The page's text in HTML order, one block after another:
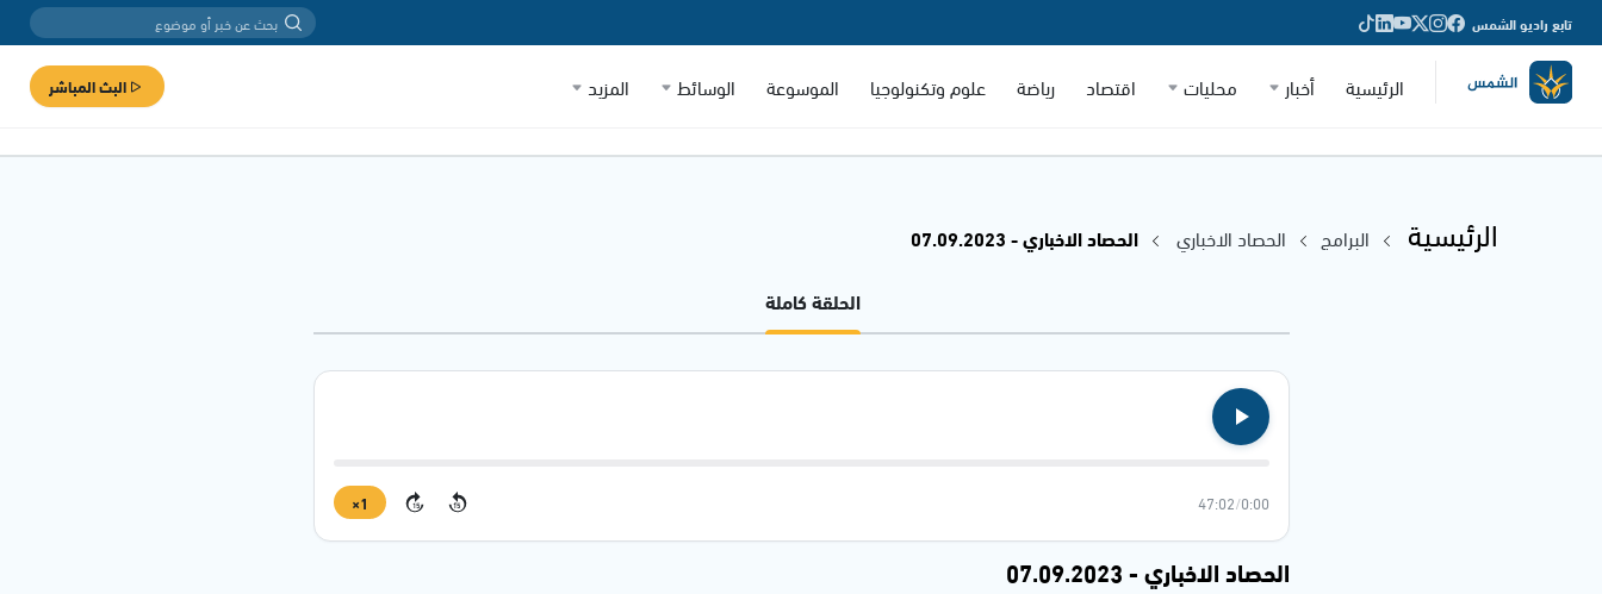
تابع راديو الشمس
الرئيسية أخبار محليات اقتصاد رياضة علوم وتكنولوجيا الموسوعة الوسائط المزيد البث المباشر
الرئيسية البرامج الحصاد الاخباري
الحصاد الاخباري - 07.09.2023
الحلقة كاملة
0:00
/
47:02
15
15
1×
الحصاد الاخباري - 07.09.2023